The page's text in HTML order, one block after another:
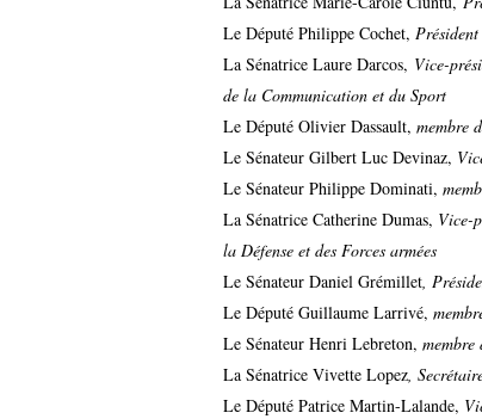
Le Député Philippe Cochet,
La Sénatrice Laure Darcos, Vice-
de la Communication et du Sport
Le Député Olivier Dassault, membre
Le Sénateur Gilbert Luc Devinaz,
Le Sénateur Philippe Dominati,
La Sénatrice Catherine Dumas, Vice-
la Défense et des Forces armées
Le Sénateur Daniel Grémillet,
Le Député Guillaume Larrivé,
Le Sénateur Henri Lebreton, membre
La Sénatrice Vivette Lopez,
Le Député Patrice Martin-Lalande,